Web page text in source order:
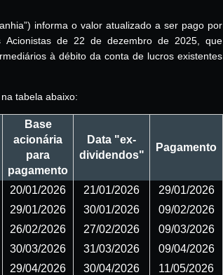
”) informa o valor atualizado a ser pago por
Acionistas de 22 de dezembro de 2025, que
à débito da conta de lucros existentes
tabela abaixo:
Base
acionária
para
pagamento
Data "ex-
dividendos"
Pagamento
20/01/2026 21/01/2026
29/01/2026
29/01/2026 30/01/2026
09/02/2026
26/02/2026 27/02/2026
09/03/2026
30/03/2026 31/03/2026
09/04/2026
29/04/2026 30/04/2026
11/05/2026